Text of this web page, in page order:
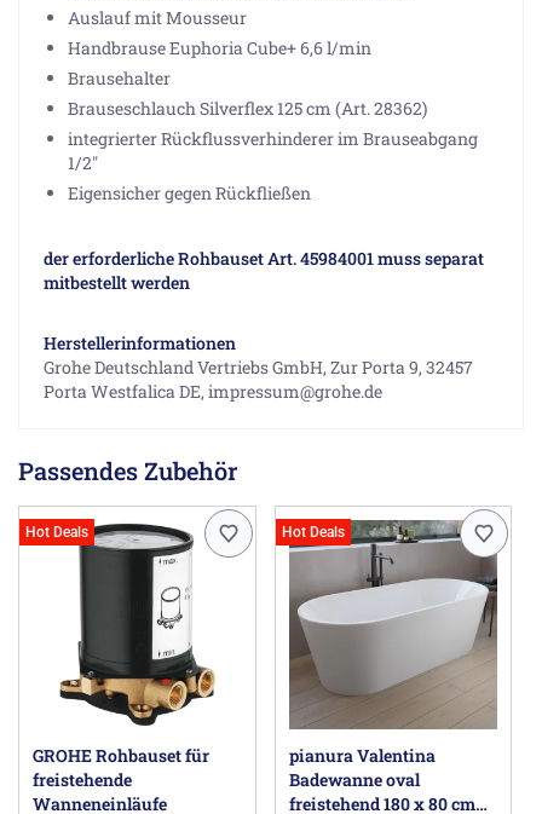
Auslauf mit Mousseur
Handbrause Euphoria Cube+ 6,6 l/min
Brausehalter
Brauseschlauch Silverflex 125 cm (Art. 28362)
integrierter Rückflussverhinderer im Brauseabgang
1/2"
Eigensicher gegen Rückfließen
der erforderliche Rohbauset Art. 45984001 muss separat
mitbestellt werden
Herstellerinformationen
Grohe Deutschland Vertriebs GmbH, Zur Porta 9, 32457
Porta Westfalica DE, impressum@grohe.de
Passendes Zubehör
Hot Deals
GROHE Rohbauset für
freistehende
Wanneneinläufe
Hot Deals
pianura Valentina
Badewanne oval
freistehend 180 x 80 cm